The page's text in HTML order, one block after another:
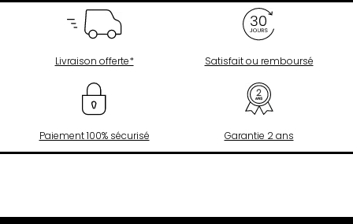
Livraison offerte* Satisfait ou remboursé
Paiement 100% sécurisé Garantie 2 ans